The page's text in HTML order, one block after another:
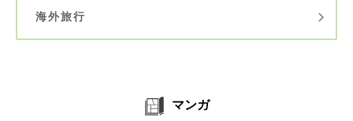
海外旅行
マンガ